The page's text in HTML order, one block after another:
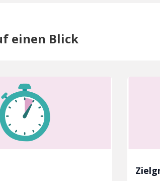
einen Blick